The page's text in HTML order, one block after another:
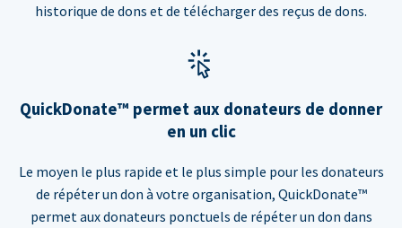
historique de dons et de télécharger des reçus de dons.
QuickDonate™ permet aux donateurs de donner
en un clic
Le moyen le plus rapide et le plus simple pour les donateurs
de répéter un don à votre organisation, QuickDonate™
permet aux donateurs ponctuels de répéter un don dans